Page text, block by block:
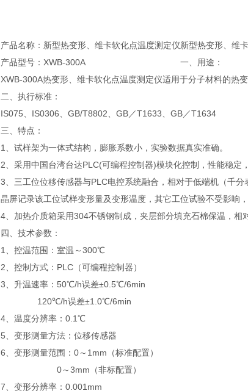
产品名称：新型热变形、维卡软化点温度测定仪
产品型号：XWB-300A
新型热变形、维
一、用途：
XWB-300A热变形、维卡软化点温度测定仪适用于分子材料的热
二、执行标准：
IS075、IS0306、GB/T8802、GB／T1633、GB／T1634
三、特点：
1、试样架为一体式结构，膨胀系数小，实验数据真实准确。
2、采用中国台湾台达PLC(可编程控制器)模块化控制，性能稳定
3、三工位位移传感器与PLC电控系统融合，相对于低端机（千
晶屏记录该工位试样变形量及变形温度，其它工位试验不受影响
4、加热介质箱采用304不锈钢制成，夹层部分填充石棉保温，相
四、技术参数：
1、控温范围：室温～300℃
2、控制方式：PLC（可编程控制器）
3、升温速率：50℃/h误差±0.5℃/6min
120℃/h误差±1.0℃/6min
4、温度分辨率：0.1℃
5、变形测量方法：位移传感器
6、变形测量范围：0～1mm（标准配置）
0～3mm（非标配置）
7、变形分辨率：0.001mm